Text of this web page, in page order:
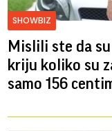
SHOWBIZ
Mislili ste da
kriju koliko su
samo 156